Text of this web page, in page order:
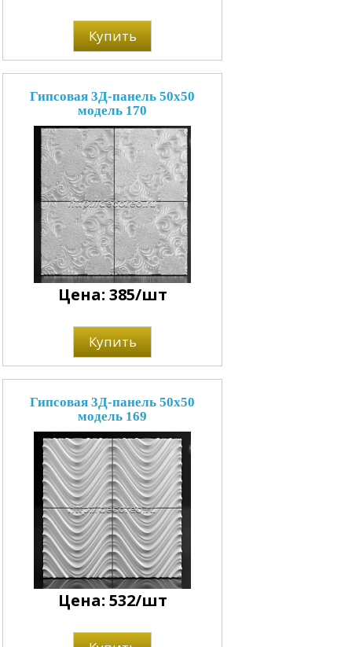
Купить
Гипсовая 3Д-панель 50x50
модель 170
Цена: 385/шт
Купить
Гипсовая 3Д-панель 50x50
модель 169
Цена: 532/шт